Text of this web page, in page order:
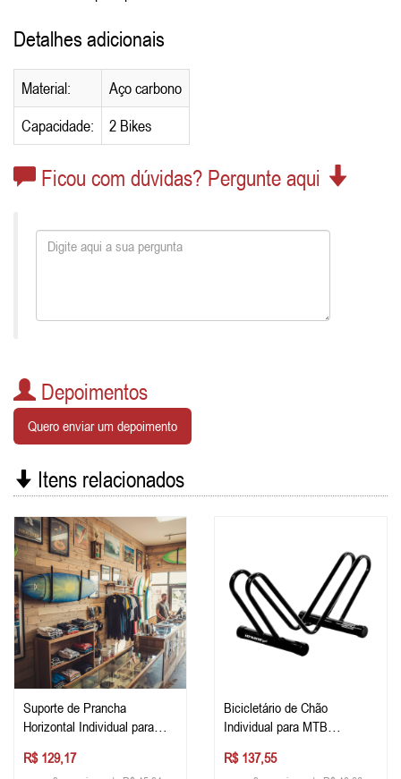
Detalhes adicionais
Material:
Aço carbono
Capacidade:
2 Bikes
Ficou com dúvidas? Pergunte aqui
Depoimentos
Quero enviar um depoimento
Itens relacionados
Suporte de Prancha
Horizontal Individual para
R$ 129,17
Bicicletário de Chão
Individual para MTB
R$ 137,55